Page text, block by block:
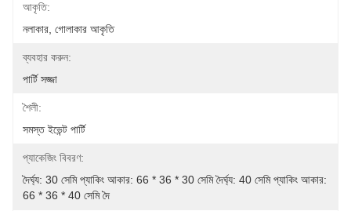
আকৃতি:
নলাকার, গোলাকার আকৃতি
ব্যবহার করুন:
পার্টি সজ্জা
শৈলী:
সমস্ত ইভেন্ট পার্টি
প্যাকেজিং বিবরণ:
দৈর্ঘ্য: 30 সেমি প্যাকিং আকার: 66 * 36 * 30 সেমি দৈর্ঘ্য: 40 সেমি প্যাকিং আকার:
66 * 36 * 40 সেমি দৈ